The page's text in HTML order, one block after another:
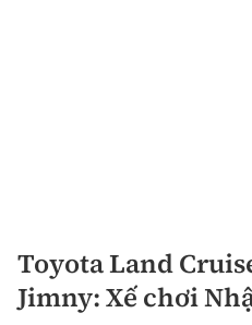
Toyota Land
Jimny: Xế chơi